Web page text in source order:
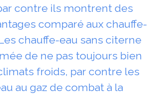
contre ils montrent des
comparé aux chauffe-
chauffe-eau sans citerne
de ne pas toujours bien
froids, par contre les
au gaz de combat à la